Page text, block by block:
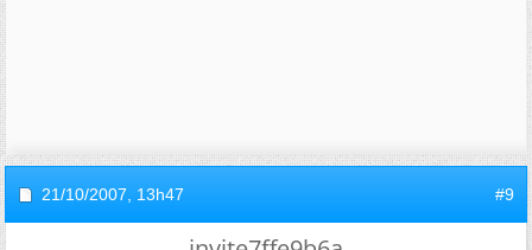
21/10/2007, 13h47 #9